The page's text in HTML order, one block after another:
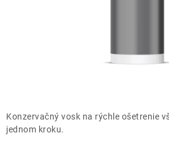
Konzervačný vosk na rýchle ošetrenie
jednom kroku.